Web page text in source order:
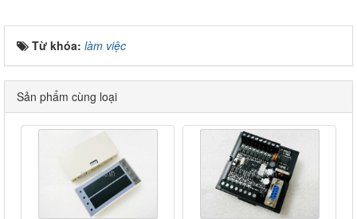
Từ khóa: làm việc
Sản phẩm cùng loại